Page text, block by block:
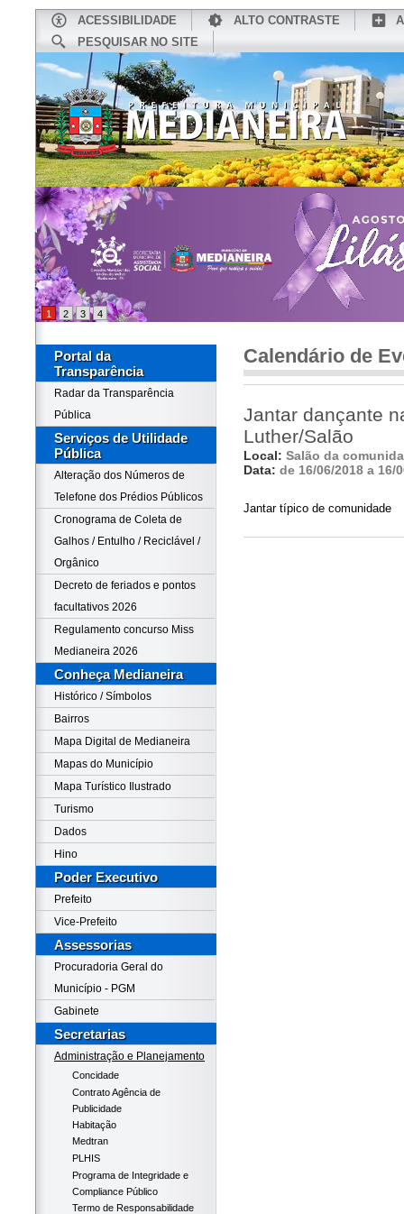
ACESSIBILIDADE ALTO CONTRASTE
PESQUISAR NO SITE
CONHEÇA MEDIANEIRA
1 2 3 4
Portal da
Transparência
Radar da Transparência
Pública
Serviços de Utilidade
Pública
Alteração dos Números de
Telefone dos Prédios Públicos
Cronograma de Coleta de
Galhos / Entulho / Reciclável /
Orgânico
Decreto de feriados e pontos
facultativos 2026
Regulamento concurso Miss
Medianeira 2026
Conheça Medianeira
Histórico / Símbolos
Bairros
Mapa Digital de Medianeira
Mapas do Município
Mapa Turístico Ilustrado
Turismo
Dados
Hino
Poder Executivo
Prefeito
Vice-Prefeito
Assessorias
Procuradoria Geral do
Município - PGM
Gabinete
Secretarias
Administração e Planejamento
Concidade
Contrato Agência de
Publicidade
Habitação
Medtran
PLHIS
Programa de Integridade e
Compliance Público
Termo de Responsabilidade
Calendário de
Jantar dançante
Luther/Salão
Local: Salão da
Data: de 16/06/2018 a 16/
Jantar típico de comunidade